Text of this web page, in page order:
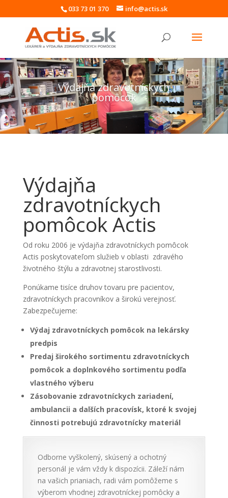
033 73 01 370 info@actis.sk
Výdajňa zdravotníckych
pomôcok
Výdajňa
zdravotníckych
pomôcok Actis
Od roku 2006 je výdajňa zdravotníckych pomôcok
Actis poskytovateľom služieb v oblasti zdravého
životného štýlu a zdravotnej starostlivosti.
Ponúkame tisíce druhov tovaru pre pacientov,
zdravotníckych pracovníkov a širokú verejnosť.
Zabezpečujeme:
Výdaj zdravotníckych pomôcok na lekársky
predpis
Predaj širokého sortimentu zdravotníckych
pomôcok a doplnkového sortimentu podľa
vlastného výberu
Zásobovanie zdravotníckych zariadení,
ambulancii a dalších pracovísk, ktoré k svojej
činnosti potrebujú zdravotnícky materiál
Odborne vyškolený, skúsený a ochotný
personál je vám vždy k dispozícii. Záleží nám
na vašich prianiach, radi vám pomôžeme s
výberom vhodnej zdravotníckej pomôcky a